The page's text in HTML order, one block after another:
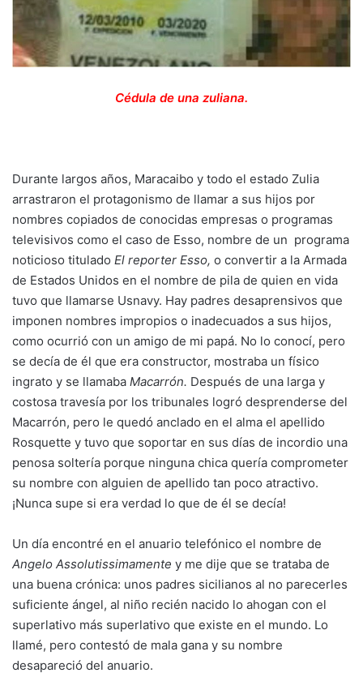
Cédula de una zuliana.
Durante largos años, Maracaibo y todo el estado Zulia
arrastraron el protagonismo de llamar a sus hijos por
nombres copiados de conocidas empresas o programas
televisivos como el caso de Esso, nombre de un programa
noticioso titulado El reporter Esso, o convertir a la Armada
de Estados Unidos en el nombre de pila de quien en vida
tuvo que llamarse Usnavy. Hay padres desaprensivos que
imponen nombres impropios o inadecuados a sus hijos,
como ocurrió con un amigo de mi papá. No lo conocí, pero
se decía de él que era constructor, mostraba un físico
ingrato y se llamaba Macarrón. Después de una larga y
costosa travesía por los tribunales logró desprenderse del
Macarrón, pero le quedó anclado en el alma el apellido
Rosquette y tuvo que soportar en sus días de incordio una
penosa soltería porque ninguna chica quería comprometer
su nombre con alguien de apellido tan poco atractivo.
¡Nunca supe si era verdad lo que de él se decía!
Un día encontré en el anuario telefónico el nombre de
Angelo Assolutissimamente y me dije que se trataba de
una buena crónica: unos padres sicilianos al no parecerles
suficiente ángel, al niño recién nacido lo ahogan con el
superlativo más superlativo que existe en el mundo. Lo
llamé, pero contestó de mala gana y su nombre
desapareció del anuario.